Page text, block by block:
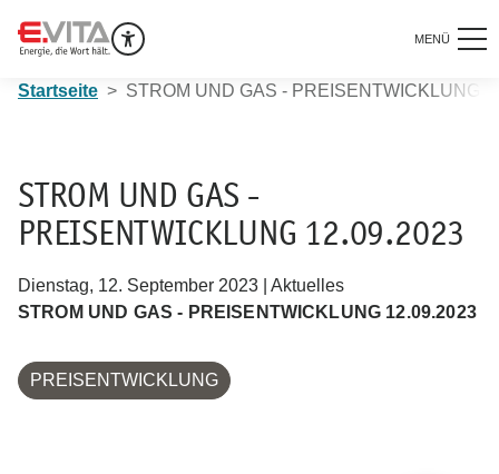
MENÜ
Startseite STROM UND GAS - PREISENTWICKLUNG
STROM UND GAS -
PREISENTWICKLUNG 12.09.2023
Dienstag, 12. September 2023 | Aktuelles
STROM UND GAS - PREISENTWICKLUNG 12.09.2023
PREISENTWICKLUNG